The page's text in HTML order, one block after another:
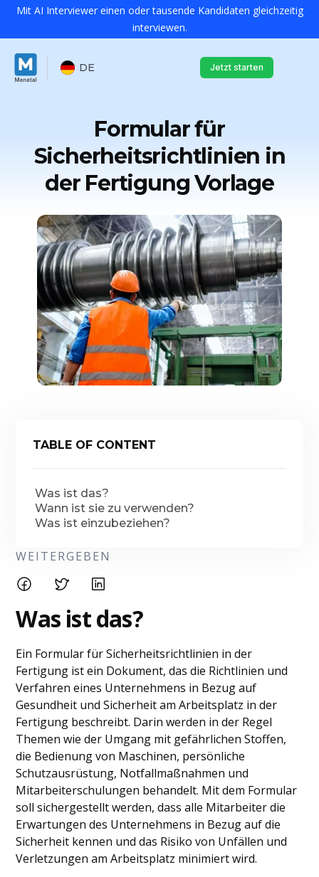
Mit AI Interviewer einen oder tausende Kandidaten gleichzeitig
interviewen.
DE Jetzt starten
Formular für
Sicherheitsrichtlinien in
der Fertigung Vorlage
TABLE OF CONTENT
Was ist das?
Wann ist sie zu verwenden?
Was ist einzubeziehen?
WEITERGEBEN
Was ist das?
Ein Formular für Sicherheitsrichtlinien in der
Fertigung ist ein Dokument, das die Richtlinien und
Verfahren eines Unternehmens in Bezug auf
Gesundheit und Sicherheit am Arbeitsplatz in der
Fertigung beschreibt. Darin werden in der Regel
Themen wie der Umgang mit gefährlichen Stoffen,
die Bedienung von Maschinen, persönliche
Schutzausrüstung, Notfallmaßnahmen und
Mitarbeiterschulungen behandelt. Mit dem Formular
soll sichergestellt werden, dass alle Mitarbeiter die
Erwartungen des Unternehmens in Bezug auf die
Sicherheit kennen und das Risiko von Unfällen und
Verletzungen am Arbeitsplatz minimiert wird.